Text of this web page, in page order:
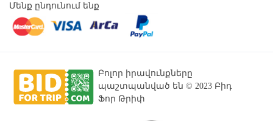
Մենք ընդունում ենք
Բոլոր իրավունքները
պաշտպանված են © 2023 Բիդ
Ֆոր Թրիփ